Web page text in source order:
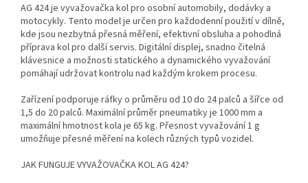
AG 424 je vyvažovačka kol pro osobní automobily, dodávky a
motocykly. Tento model je určen pro každodenní použití v dílně,
kde jsou nezbytná přesná měření, efektivní obsluha a pohodlná
příprava kol pro další servis. Digitální displej, snadno čitelná
klávesnice a možnosti statického a dynamického vyvažování
pomáhají udržovat kontrolu nad každým krokem procesu.
Zařízení podporuje ráfky o průměru od 10 do 24 palců a šířce od
1,5 do 20 palců. Maximální průměr pneumatiky je 1000 mm a
maximální hmotnost kola je 65 kg. Přesnost vyvažování 1 g
umožňuje přesné měření na kolech různých typů vozidel.
JAK FUNGUJE VYVAŽOVAČKA KOL AG 424?